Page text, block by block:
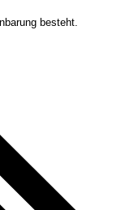
besteht.